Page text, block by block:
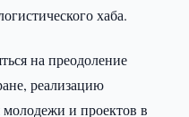
хаба.
на преодоление
реализацию
и проектов в